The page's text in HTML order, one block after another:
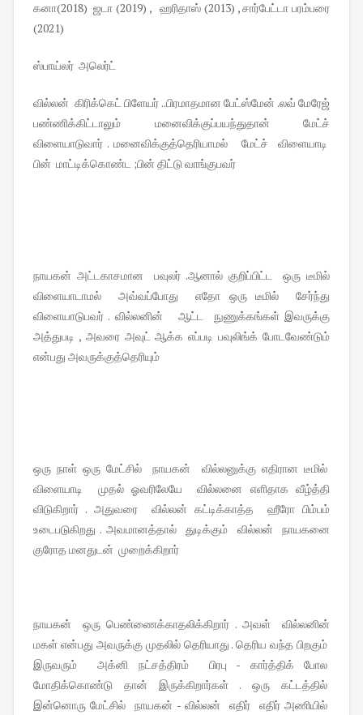
கனா(2018) ஜடா (2019) , ஹரிதாஸ் (2013) , சார்பேட்டா பரம்பரை
(2021)
ஸ்பாய்லர் அலெர்ட்
வில்லன் கிரிக்கெட் பிளேயர் ..பிரமாதமான பேட்ஸ்மேன் .லவ் மேரேஜ்
பண்ணிக்கிட்டாலும் மனைவிக்குப்பயந்துதான் மேட்ச்
விளையாடுவார் . மனைவிக்குத்தெரியாமல் மேட்ச் விளையாடி
பின் மாட்டிக்கொண்ட ;பின் திட்டு வாங்குபவர்
நாயகன் அட்டகாசமான பவுலர் .ஆனால் குறிப்பிட்ட ஒரு டீமில்
விளையாடாமல் அவ்வப்போது எதோ ஒரு டீமில் சேர்ந்து
விளையாடுபவர் . வில்லனின் ஆட்ட நுணுக்கங்கள் இவருக்கு
அத்துபடி , அவரை அவுட் ஆக்க எப்படி பவுலிங்க் போடவேண்டும்
என்பது அவருக்குத்தெரியும்
ஒரு நாள் ஒரு மேட்சில் நாயகன் வில்லனுக்கு எதிரான டீமில்
விளையாடி முதல் ஓவரிலேயே வில்லனை எளிதாக வீழ்த்தி
விடுகிறார் . அதுவரை வில்லன் கட்டிக்காத்த ஹீரோ பிம்பம்
உடைபடுகிறது . அவமானத்தால் துடிக்கும் வில்லன் நாயகனை
குரோத மனதுடன் முறைக்கிறார்
நாயகன் ஒரு பெண்ணைக்காதலிக்கிறார் . அவள் வில்லனின்
மகள் என்பது அவருக்கு முதலில் தெரியாது . தெரிய வந்த பிறகும்
இருவரும் அக்னி நட்சத்திரம் பிரபு - கார்த்திக் போல
மோதிக்கொண்டு தான் இருக்கிறார்கள் . ஒரு கட்டத்தில்
இன்னொரு மேட்சில் நாயகன் - வில்லன் எதிர் எதிர் அணியில்